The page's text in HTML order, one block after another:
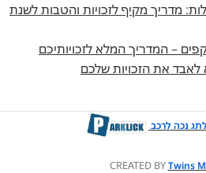
מדריך מקיף לזכויות והטבות לשנת
– המדריך המלא לזכויותיכם
את הזכויות שלכם
נכה לרכב
CREATED BYTwins